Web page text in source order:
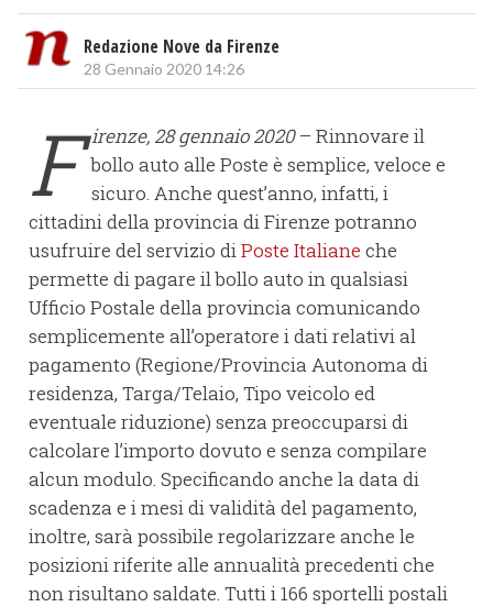
Redazione Nove da Firenze
28 Gennaio 2020 14:26
F irenze, 28 gennaio 2020– Rinnovare il
bollo auto alle Poste è semplice, veloce e
sicuro. Anche quest’anno, infatti, i
cittadini della provincia di Firenze potranno
usufruire del servizio diPoste Italiane che
permette di pagare il bollo auto in qualsiasi
Ufficio Postale della provincia comunicando
semplicemente all’operatore i dati relativi al
pagamento (Regione/Provincia Autonoma di
residenza, Targa/Telaio, Tipo veicolo ed
eventuale riduzione) senza preoccuparsi di
calcolare l’importo dovuto e senza compilare
alcun modulo. Specificando anche la data di
scadenza e i mesi di validità del pagamento,
inoltre, sarà possibile regolarizzare anche le
posizioni riferite alle annualità precedenti che
non risultano saldate. Tutti i 166 sportelli postali